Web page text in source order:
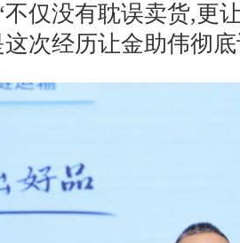
仅没有耽误卖货,更
次经历让金助伟彻